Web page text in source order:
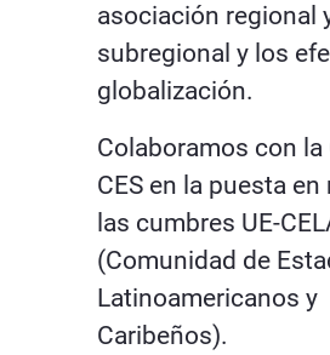
asociación regional
subregional y los
globalización.
Colaboramos con la
CES en la puesta
las cumbres UE-
(Comunidad de
Latinoamericanos y
Caribeños).